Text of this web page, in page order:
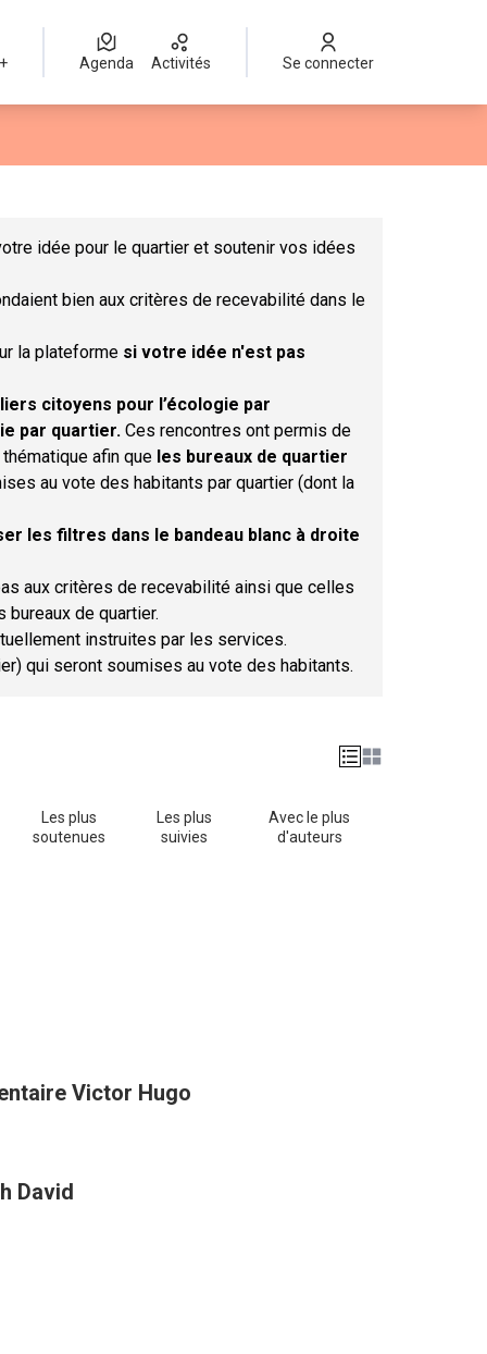
Agenda Activités Se connecter
idée pour le quartier et soutenir vos idées
bien aux critères de recevabilité dans le
la plateforme si votre idée n'est pas
citoyens pour l’écologie par
par quartier. Ces rencontres ont permis de
afin que les bureaux de quartier
au vote des habitants par quartier (dont la
les filtres dans le bandeau blanc à droite
aux critères de recevabilité ainsi que celles
de quartier.
instruites par les services.
qui seront soumises au vote des habitants.
Les plus
soutenues
Les plus
suivies
Avec le plus
d'auteurs
Victor Hugo
David